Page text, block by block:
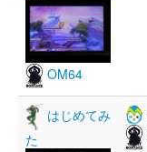
OM64
はじめてみ
た